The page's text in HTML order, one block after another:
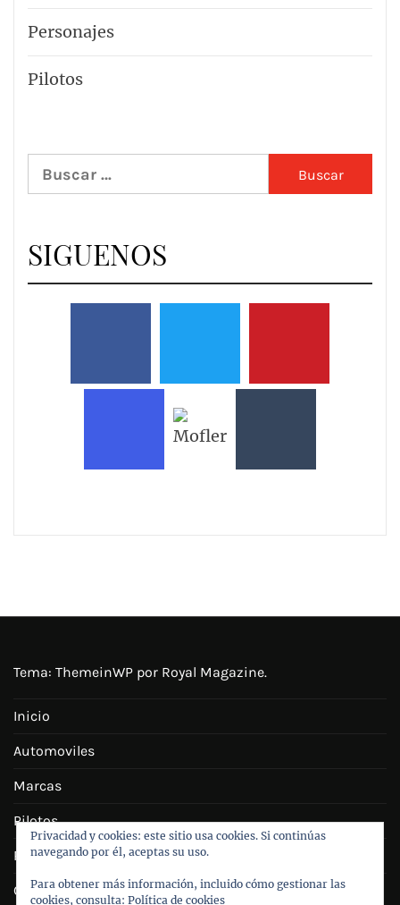
Personajes
Pilotos
Buscar:
SIGUENOS
Privacidad y cookies: este sitio usa cookies. Si continúas
navegando por él, aceptas su uso.
Para obtener más información, incluido cómo gestionar las
cookies, consulta: Política de cookies
Tema: ThemeinWP por Royal Magazine.
Inicio
Automoviles
Marcas
Pilotos
Personajes
Galeria